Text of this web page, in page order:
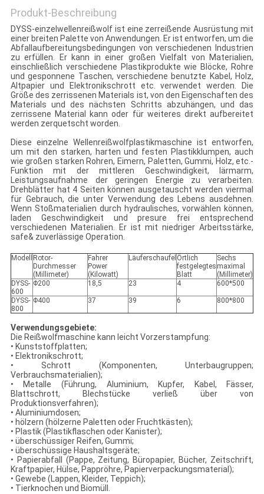
Produkt-Beschreibung
DYSS-einzelwellenreißwolf ist eine zerreißende Ausrüstung mit
einer breiten Palette von Anwendungen. Er ist entworfen, um die
Abfallaufbereitungsbedingungen von verschiedenen Industrien
zu erfüllen. Er kann in einer großen Vielfalt von Materialien,
einschließlich verschiedene Plastikprodukte wie Blöcke, Rohre
und gesponnene Taschen, verschiedene benutzte Kabel, Holz,
Altpapier und Elektronikschrott etc. verwendet werden. Die
Größe des zerrissenen Materials ist, von den Eigenschaften des
Materials und des nächsten Schritts abzuhängen, und das
zerrissene Material kann oder für weiteres direkt aufbereitet
werden zerquetscht worden.
Diese einzelne Wellenreißwolfplastikmaschine ist entworfen,
um mit den starken, harten und festen Plastikklumpen, auch
wie großen starken Rohren, Eimern, Paletten, Gummi, Holz, etc.-
Funktion mit der mittleren Geschwindigkeit, lärmarm,
Leistungsaufnahme der geringen Energie zu verarbeiten.
Drehblätter hat 4 Seiten können ausgetauscht werden viermal
für Gebrauch, die unter Verwendung des Lebens ausdehnen.
Wenn Stoßmaterialien durch hydraulisches, vorwählen können,
laden Geschwindigkeit und presure frei entsprechend
verschiedenen Materialien. Er ist mit niedriger Arbeitsstärke,
safe& zuverlässige Operation.
Modell
Rotor-
Durchmesser
(Millimeter)
Fahrer
Power
(Kilowatt)
Läuferschaufel Örtlich
festgelegtes
Blatt
Sechs
maximal
(Millimeter)
DYSS-
600
Φ200 18,5 23 4 600*500
DYSS-
800
Φ400 37 39 6 800*800
Verwendungsgebiete:
Die Reißwolfmaschine kann leicht Vorzerstampfung:
• Kunststoffplatten;
• Elektronikschrott;
• Schrott (Komponenten, Unterbaugruppen;
Verbrauchsmaterialien);
• Metalle (Führung, Aluminium, Kupfer, Kabel, Fässer,
Blattschrott, Blechstücke verließ über von
Produktionsverfahren);
• Aluminiumdosen;
• hölzern (hölzerne Paletten oder Fruchtkästen);
• Plastik (Plastikflaschen oder Kanister);
• überschüssiger Reifen, Gummi;
• überschüssige Haushaltsgeräte;
• Papierabfall (Pappe, Zeitung, Büropapier, Bücher, Zeitschrift,
Kraftpapier, Hülse, Pappröhre, Papierverpackungsmaterial);
• Gewebe (Lappen, Kleider, Teppich);
• Tierknochen und Biomüll.